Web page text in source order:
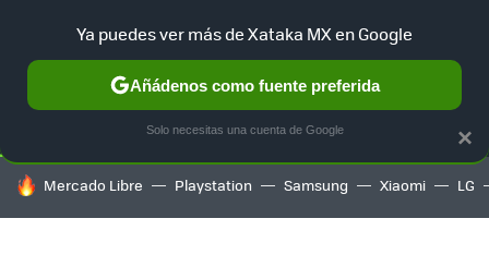
SELECCIÓN GAMING HOME AUTO TERRITORIO
HOY SE HABLA DE
Mercado Libre Playstation Samsung Xiaomi LG
×
Ya puedes ver más de Xataka MX en Google
Añádenos como fuente preferida
Solo necesitas una cuenta de Google